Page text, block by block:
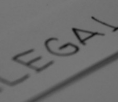
PRENDI UN APPUNTAMENTO